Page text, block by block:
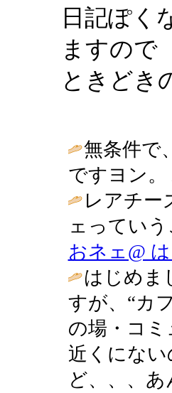
日記ぽく
ますので
ときどき
無条件で
ですヨン。
レアチ
ェってい
おネェ@
はじめま
すが、“カ
の場・コ
近くにな
ど、、、